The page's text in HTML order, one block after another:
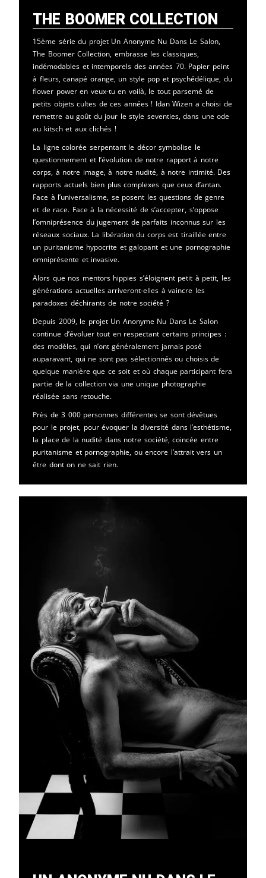
The Boomer Collection
15ème série du projet Un Anonyme Nu Dans Le Salon,
The Boomer Collection, embrasse les classiques,
indémodables et intemporels des années 70. Papier peint
à fleurs, canapé orange, un style pop et psychédélique, du
flower power en veux-tu en voilà, le tout parsemé de
petits objets cultes de ces années ! Idan Wizen a choisi de
remettre au goût du jour le style seventies, dans une ode
au kitsch et aux clichés !
La ligne colorée serpentant le décor symbolise le
questionnement et l’évolution de notre rapport à notre
corps, à notre image, à notre nudité, à notre intimité. Des
rapports actuels bien plus complexes que ceux d’antan.
Face à l’universalisme, se posent les questions de genre
et de race. Face à la nécessité de s’accepter, s’oppose
l’omniprésence du jugement de parfaits inconnus sur les
réseaux sociaux. La libération du corps est tiraillée entre
un puritanisme hypocrite et galopant et une pornographie
omniprésente et invasive.
Alors que nos mentors hippies s’éloignent petit à petit, les
générations actuelles arriveront-elles à vaincre les
paradoxes déchirants de notre société ?
Depuis 2009, le projet Un Anonyme Nu Dans Le Salon
continue d’évoluer tout en respectant certains principes :
des modèles, qui n’ont généralement jamais posé
auparavant, qui ne sont pas sélectionnés ou choisis de
quelque manière que ce soit et où chaque participant fera
partie de la collection via une unique photographie
réalisée sans retouche.
Près de 3 000 personnes différentes se sont dévêtues
pour le projet, pour évoquer la diversité dans l’esthétisme,
la place de la nudité dans notre société, coincée entre
puritanisme et pornographie, ou encore l’attrait vers un
être dont on ne sait rien.